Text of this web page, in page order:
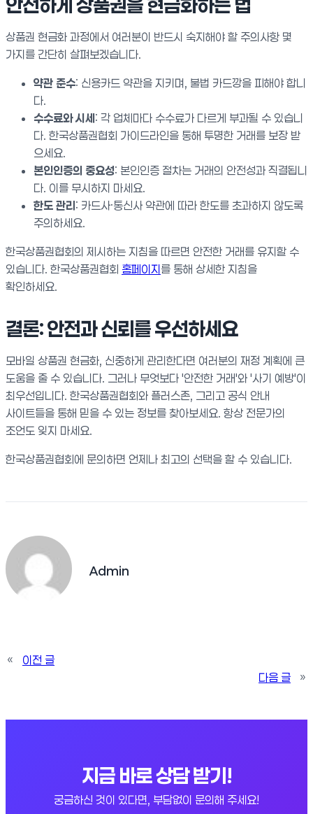
안전하게 상품권을 현금화하는 법
상품권 현금화 과정에서 여러분이 반드시 숙지해야 할 주의사항 몇
가지를 간단히 살펴보겠습니다.
약관 준수: 신용카드 약관을 지키며, 불법 카드깡을 피해야 합니
다.
수수료와 시세: 각 업체마다 수수료가 다르게 부과될 수 있습니
다. 한국상품권협회 가이드라인을 통해 투명한 거래를 보장 받
으세요.
본인인증의 중요성: 본인인증 절차는 거래의 안전성과 직결됩니
다. 이를 무시하지 마세요.
한도 관리: 카드사·통신사 약관에 따라 한도를 초과하지 않도록
주의하세요.
한국상품권협회의 제시하는 지침을 따르면 안전한 거래를 유지할 수
있습니다. 한국상품권협회 홈페이지를 통해 상세한 지침을
확인하세요.
결론: 안전과 신뢰를 우선하세요
모바일 상품권 현금화, 신중하게 관리한다면 여러분의 재정 계획에 큰
도움을 줄 수 있습니다. 그러나 무엇보다 '안전한 거래'와 '사기 예방'이
최우선입니다. 한국상품권협회와 플러스존, 그리고 공식 안내
사이트들을 통해 믿을 수 있는 정보를 찾아보세요. 항상 전문가의
조언도 잊지 마세요.
한국상품권협회에 문의하면 언제나 최고의 선택을 할 수 있습니다.
Admin
«
이전 글
다음 글
»
지금 바로 상담 받기!
궁금하신 것이 있다면, 부담없이 문의해 주세요!